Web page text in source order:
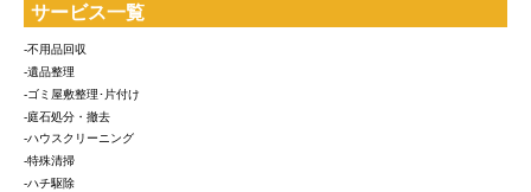
サービス一覧
-不用品回収
-遺品整理
-ゴミ屋敷整理･片付け
-庭石処分・撤去
-ハウスクリーニング
-特殊清掃
-ハチ駆除